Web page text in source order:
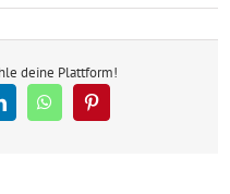
deine Plattform!
WhatsAppPinterest